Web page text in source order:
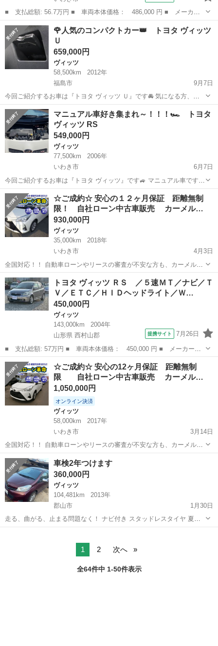
■ 支払総額: 56.7万円 ■ 車両本体価格： 486,000 円 ■ メーカー
名： トヨタ ■ 車種名： ヴィッツ ■ グレード名： Ｆ ワンオ
ーナー・禁煙車・キーレスキー・ナビ（ＢＴ／ＴＶ／ＣＤ／ラジ
オ）・バックカメ...
福島 いわき市 ヴィッツ
🌹人気のコンパクトカー👑 トヨタ ヴィッツ
Ｕ
659,000円
ヴィッツ
58,500km
2012年
福島市
9月7日
今回ご紹介するお車は『トヨタ ヴィッツ Ｕ』です🚘 気になる方、お
見積もりのご用命等承っておりますので公式LINEよりぜひお問い合わ
せください！ HPにも約500台の在庫情報を掲載しておりますので良け
れば覗いてみてく...
福島 福島市 ヴィッツ コンパクトカー
マニュアル車好き集まれ～！！！🏎 トヨタ
ヴィッツ RS
549,000円
ヴィッツ
77,500km
2006年
いわき市
6月7日
今回ご紹介するお車は『トヨタ ヴィッツ』です🚙 マニュアル車ですよ
～😎✨ 気になる方、お見積もりのご用命等承っておりますので公式
LINEよりぜひお問い合わせください！ HPにも約500台の在庫情報を掲
載しております...
福島 いわき市 ヴィッツ マニュアル車
☆ご成約☆ 安心の１２ヶ月保証 距離無制
限！ 自社ローン中古車販売 カーメル…
930,000円
ヴィッツ
35,000km
2018年
いわき市
4月3日
全国対応！！ 自動車ローンやリースの審査が不安な方も、カーメル独
自の審査基準で中古車や未使用から新車を分割払いで購入できます。
月間100件以上の申込実績がある優良自社ローン。 非対面のWEB完
結！来店不要のオ...
福島 いわき市 ヴィッツ
トヨタ ヴィッツ ＲＳ ／５速ＭＴ／ナビ／Ｔ
Ｖ／ＥＴＣ／ＨＩＤヘッドライト／Ｗ…
450,000円
ヴィッツ
143,000km
2004年
山形県 西村山郡
提携サイト 7月26日
■ 支払総額: 57万円 ■ 車両本体価格： 450,000 円 ■ メーカー
名： トヨタ ■ 車種名： ヴィッツ ■ グレード名： ＲＳ ／５
速ＭＴ／ナビ／ＴＶ／ＥＴＣ／ＨＩＤヘッドライト／Ｗエアバッグ／
衝突安全ボディ／...
山形 西村山郡 ヴィッツ
☆ご成約☆ 安心の12ヶ月保証 距離無制
限 自社ローン中古車販売 カーメル…
1,050,000円
オンライン決済
ヴィッツ
58,000km
2017年
いわき市
3月14日
全国対応！！ 自動車ローンやリースの審査が不安な方も、カーメル独
自の審査基準で新車から中古車を分割払いで購入できます。 月間100
件以上の申込実績がある優良自社ローン。 非対面のWEB完結！来店不
要のオンライン...
福島 いわき市 ヴィッツ 車両
車検2年つけます
360,000円
ヴィッツ
104,481km
2013年
郡山市
1月30日
走る、曲がる、止まる問題なく！ ナビ付き スタッドレスタイヤ 夏タ
イヤ 車検2年つけます 市内名変込 セカンドカーに、 足替わりに、 代
1 2 次へ
全64件中 1-50件表示